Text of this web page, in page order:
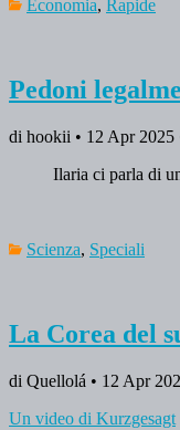
Economia, Rapide
Pedoni
di hookii • 12 Apr 2025
Ilaria ci parla di
Scienza, Speciali
La Corea del
di Quellolá • 12 Apr
Un video di Kurzgesagt